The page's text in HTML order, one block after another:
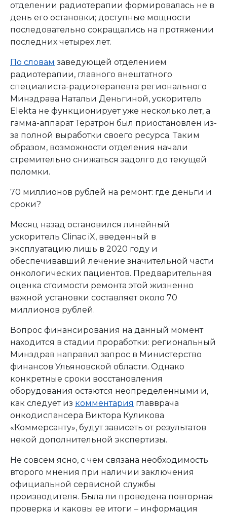
отделении радиотерапии формировалась не в
день его остановки; доступные мощности
последовательно сокращались на протяжении
последних четырех лет.
По словам заведующей отделением
радиотерапии, главного внештатного
специалиста-радиотерапевта регионального
Минздрава Натальи Деньгиной, ускоритель
Elekta не функционирует уже несколько лет, а
гамма-аппарат Тератрон был приостановлен из-
за полной выработки своего ресурса. Таким
образом, возможности отделения начали
стремительно снижаться задолго до текущей
поломки.
70 миллионов рублей на ремонт: где деньги и
сроки?
Месяц назад остановился линейный
ускоритель Clinac iX, введенный в
эксплуатацию лишь в 2020 году и
обеспечивавший лечение значительной части
онкологических пациентов. Предварительная
оценка стоимости ремонта этой жизненно
важной установки составляет около 70
миллионов рублей.
Вопрос финансирования на данный момент
находится в стадии проработки: региональный
Минздрав направил запрос в Министерство
финансов Ульяновской области. Однако
конкретные сроки восстановления
оборудования остаются неопределенными и,
как следует из комментария главврача
онкодиспансера Виктора Куликова
«Коммерсанту», будут зависеть от результатов
некой дополнительной экспертизы.
Не совсем ясно, с чем связана необходимость
второго мнения при наличии заключения
официальной сервисной службы
производителя. Была ли проведена повторная
проверка и каковы ее итоги – информация